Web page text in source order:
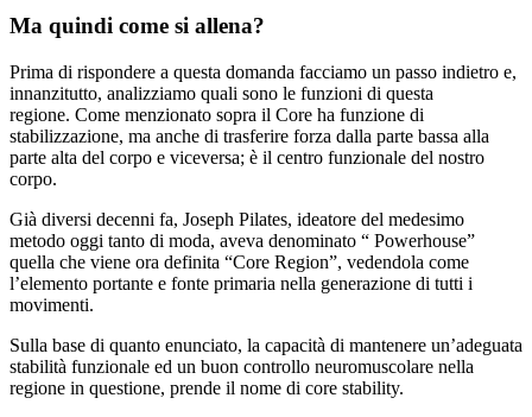
Ma quindi come si allena?
Prima di rispondere a questa domanda facciamo un passo indietro e,
innanzitutto, analizziamo quali sono le funzioni di questa
regione. Come menzionato sopra il Core ha funzione di
stabilizzazione, ma anche di trasferire forza dalla parte bassa alla
parte alta del corpo e viceversa; è il centro funzionale del nostro
corpo.
Già diversi decenni fa, Joseph Pilates, ideatore del medesimo
metodo oggi tanto di moda, aveva denominato “ Powerhouse”
quella che viene ora definita “Core Region”, vedendola come
l’elemento portante e fonte primaria nella generazione di tutti i
movimenti.
Sulla base di quanto enunciato, la capacità di mantenere un’adeguata
stabilità funzionale ed un buon controllo neuromuscolare nella
regione in questione, prende il nome di core stability.